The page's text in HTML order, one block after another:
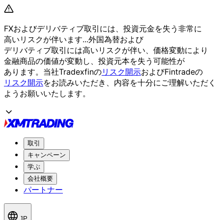
FXおよびデリバティブ取引には、 投資元金を失う 非常に
高いリスクが伴います...外国為替および
デリバティブ取引には高いリスクが伴い、 価格変動により
金融商品の価値が変動し、 投資元本を失う 可能性が
あります。 当社Tradexfinのリスク開示およびFintradeの
リスク開示をお読みいただき、 内容を十分にご理解いただく
よう お願いいたします。
取引
キャンペーン
学ぶ
会社概要
パートナー